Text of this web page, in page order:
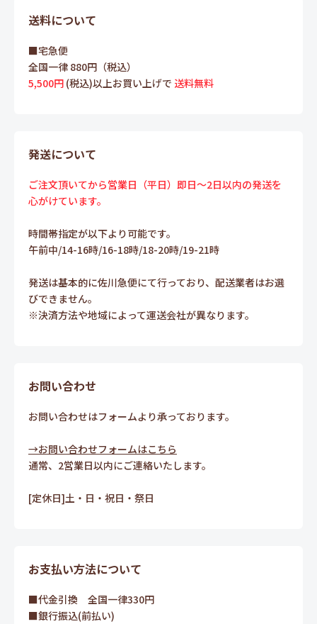
送料について
■宅急便
全国一律 880円（税込）
5,500円 (税込)以上お買い上げで 送料無料
発送について
ご注文頂いてから営業日（平日）即日～2日以内の発送を
心がけています。
時間帯指定が以下より可能です。
午前中/14-16時/16-18時/18-20時/19-21時
発送は基本的に佐川急便にて行っており、配送業者はお選
びできません。
※決済方法や地域によって運送会社が異なります。
お問い合わせ
お問い合わせはフォームより承っております。
→お問い合わせフォームはこちら
通常、2営業日以内にご連絡いたします。
[定休日]土・日・祝日・祭日
お支払い方法について
■代金引換 全国一律330円
■銀行振込(前払い)